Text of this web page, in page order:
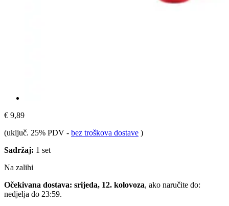
€ 9,89
(uključ. 25% PDV - bez troškova dostave )
Sadržaj: 1 set
Na zalihi
Očekivana dostava: srijeda, 12. kolovoza, ako naručite do:
nedjelja do 23:59.